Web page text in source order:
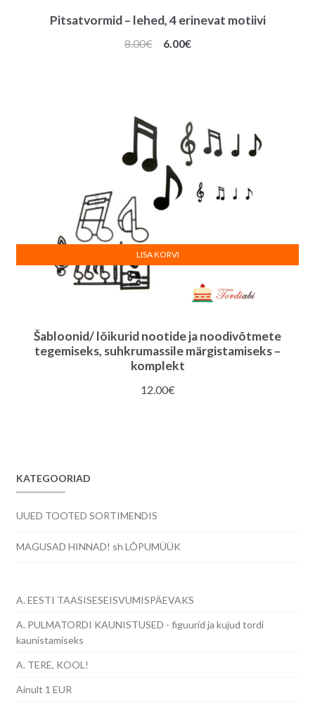
Pitsatvormid – lehed, 4 erinevat motiivi
8.00€
Algne
6.00€Praegune
Šabloonid/ lõikurid nootide ja noodivõtmete
tegemiseks, suhkrumassile märgistamiseks –
komplekt
12.00€
LISA KORVI
KATEGOORIAD
UUED TOOTED SORTIMENDIS
MAGUSAD HINNAD! sh LÕPUMÜÜK
A. EESTI TAASISESEISVUMISPÄEVAKS
A. PULMATORDI KAUNISTUSED - figuurid ja kujud tordi
kaunistamiseks
A. TERE, KOOL!
Ainult 1 EUR